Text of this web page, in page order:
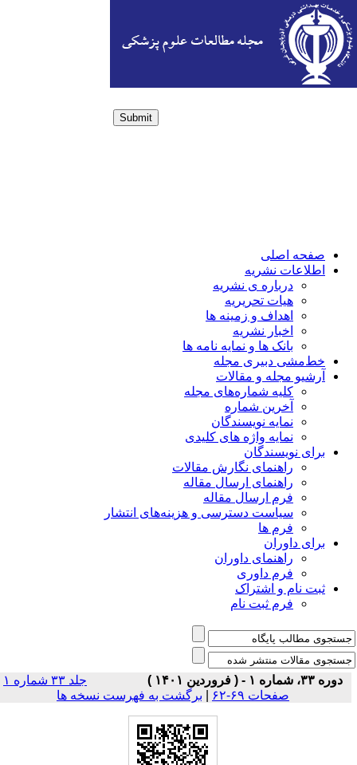
Submit
صفحه اصلی
اطلاعات نشریه
درباره ی نشریه
هیات تحریریه
اهداف و زمینه ها
اخبار نشریه
بانک ها و نمایه نامه ها
خط‌مشی دبیری مجله
آرشیو مجله و مقالات
کلیه شماره‌های مجله
آخرین شماره
نمایه نویسندگان
نمایه واژه های کلیدی
برای نویسندگان
راهنمای نگارش مقالات
راهنمای ارسال مقاله
فرم ارسال مقاله
سیاست دسترسی و هزینه‌های انتشار
فرم ها
برای داوران
راهنمای داوران
فرم داوری
ثبت نام و اشتراک
فرم ثبت نام
دوره ۳۳، شماره ۱ - ( فروردین ۱۴۰۱ )
جلد ۳۳ شماره ۱
صفحات ۶۹-۶۲
| برگشت به فهرست نسخه ها